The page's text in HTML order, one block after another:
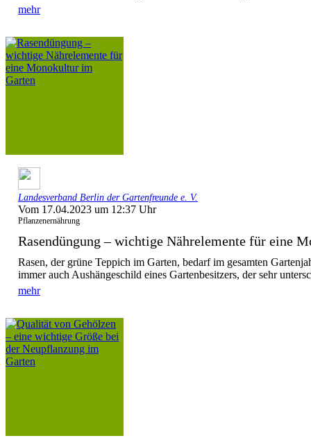
mehr
Landesverband Berlin der Gartenfreunde e. V.
Vom 17.04.2023 um 12:37 Uhr
Pflanzenernährung
Rasendüngung – wichtige Nährelemente für eine
Rasen, der grüne Teppich im Garten, bedarf im gesamten
immer auch Aushängeschild eines Gartenbesitzers, der sehr
mehr